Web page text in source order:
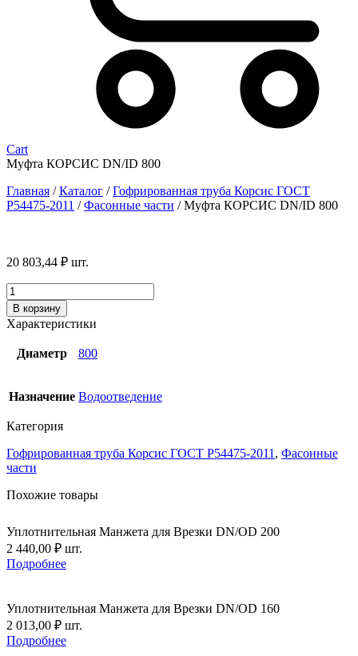
Cart
Муфта КОРСИС DN/ID 800
Главная /Каталог /Гофрированная труба Корсис ГОСТ
P54475-2011 /Фасонные части /Муфта КОРСИС DN/ID 800
20 803,44 ₽ шт.
Количество
товара
Муфта
КОРСИС
DN/ID
800
В корзину
Характеристики
Диаметр 800
Назначение Водоотведение
Категория
Гофрированная труба Корсис ГОСТ P54475-2011 , Фасонные
части
Похожие товары
Уплотнительная Манжета для Врезки DN/OD 200
2 440,00 ₽ шт.
Подробнее
Уплотнительная Манжета для Врезки DN/OD 160
2 013,00 ₽ шт.
Подробнее